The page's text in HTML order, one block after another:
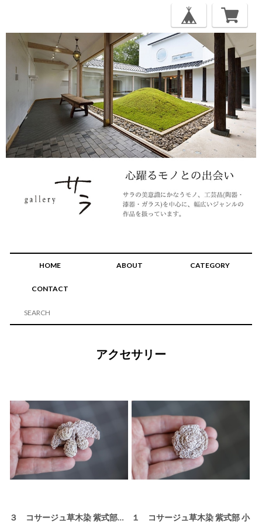
HOME ABOUT CATEGORY
CONTACT
アクセサリー
３ コサージュ草木染 紫式部 小 木の実 １ コサージュ草木染 紫式部 小